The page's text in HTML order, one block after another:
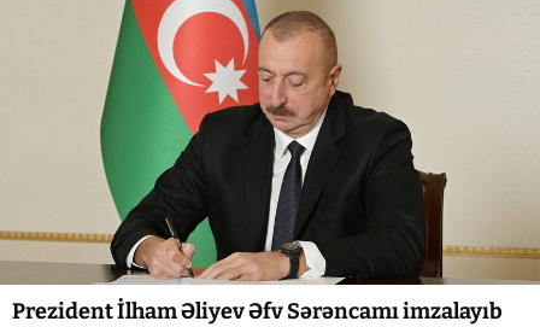
Prezident İlham Əliyev Əfv Sərəncamı imzalayıb